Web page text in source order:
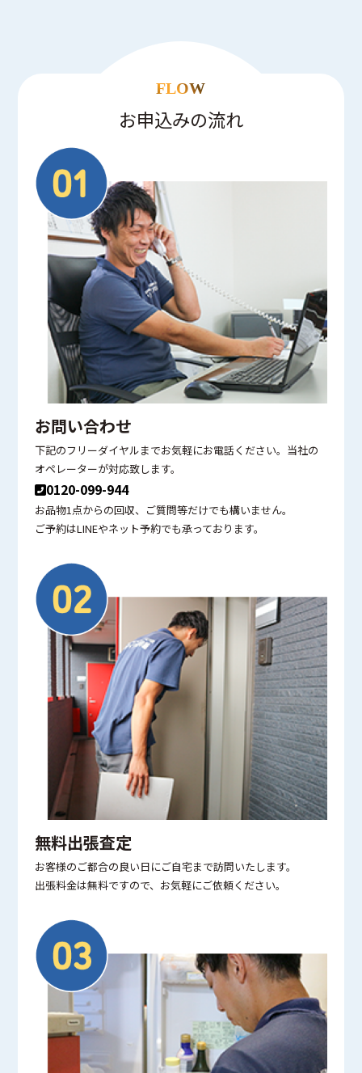
FLOW
お申込みの流れ
お問い合わせ
下記のフリーダイヤルまでお気軽にお電話ください。当社の
オペレーターが対応致します。
0120-099-944
お品物1点からの回収、ご質問等だけでも構いません。
ご予約はLINEやネット予約でも承っております。
無料出張査定
お客様のご都合の良い日にご自宅まで訪問いたします。
出張料金は無料ですので、お気軽にご依頼ください。